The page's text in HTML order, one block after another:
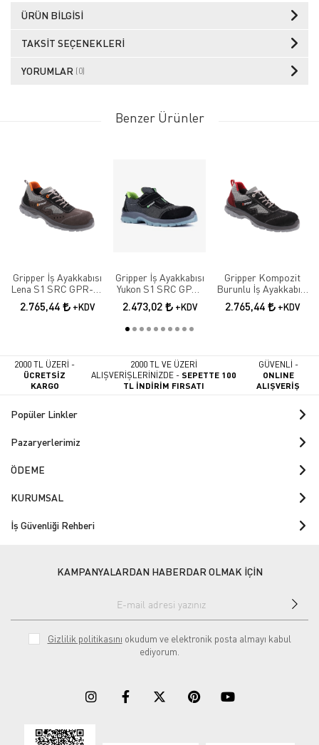
ÜRÜN BILGISI
TAKSIT SEÇENEKLERI
YORUMLAR (0)
Benzer Ürünler
Gripper İş Ayakkabısı
Lena S1 SRC GPR-70
Elektrikçi Ayakkabısı
2.765,44 +KDV
Gripper İş Ayakkabısı
Yukon S1 SRC GPR-
171
2.473,02 +KDV
Gripper Kompozit
Burunlu İş Ayakkabısı
Lena S1 SRC GPR-71
2.765,44 +KDV
2000 TL ÜZERİ -
ÜCRETSİZ
KARGO
2000 TL VE ÜZERİ
ALIŞVERİŞLERİNİZDE -SEPETTE 100
TL İNDİRİM FIRSATI
GÜVENLİ -
ONLINE
ALIŞVERİŞ
Popüler Linkler
Pazaryerlerimiz
ÖDEME
KURUMSAL
İş Güvenliği Rehberi
KAMPANYALARDAN HABERDAR OLMAK İÇİN
Gizlilik politikasını okudum ve elektronik posta almayı kabul
ediyorum.